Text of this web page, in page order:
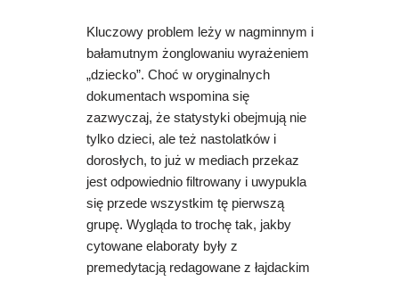
Kluczowy problem leży w nagminnym i
bałamutnym żonglowaniu wyrażeniem
„dziecko”. Choć w oryginalnych
dokumentach wspomina się
zazwyczaj, że statystyki obejmują nie
tylko dzieci, ale też nastolatków i
dorosłych, to już w mediach przekaz
jest odpowiednio filtrowany i uwypukla
się przede wszystkim tę pierwszą
grupę. Wygląda to trochę tak, jakby
cytowane elaboraty były z
premedytacją redagowane z łajdackim